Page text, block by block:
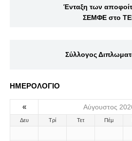
Ένταξη των
ΣΕΜΦΕ στο
Σύλλογος
ΗΜΕΡΟΛΟΓΙΟ
« Αύγουστος
Δευ Τρί Τετ Πέμ